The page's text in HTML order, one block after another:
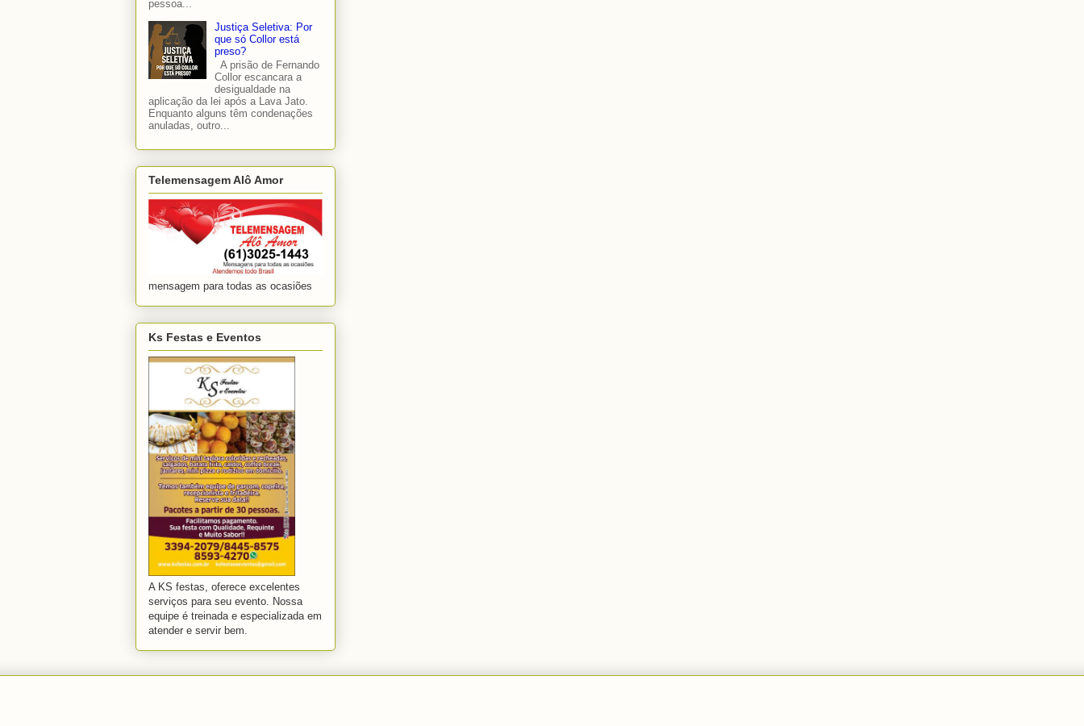
pessoa...
Justiça Seletiva: Por
que só Collor está
preso?
A prisão de Fernando
Collor escancara a
desigualdade na
aplicação da lei após a Lava Jato.
Enquanto alguns têm condenações
anuladas, outro...
Telemensagem Alô Amor
mensagem para todas as ocasiões
Ks Festas e Eventos
A KS festas, oferece excelentes
serviços para seu evento. Nossa
equipe é treinada e especializada em
atender e servir bem.